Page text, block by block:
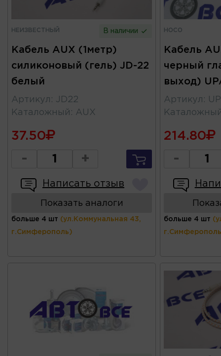
НЕИЗВЕСТНЫЙ В наличии
Кабель AUX (1метр)
силиконовый (гель) JD-22
белый
Артикул : JD22
Каталожный : AUX
37.50
- +
Написать отзыв
Показать аналоги
больше 4 шт (ул.Коммунальная 43,
г.Симферополь)
HOCO
Кабель
черный
выход)
Артикул :
214.80
-
больше 4 шт